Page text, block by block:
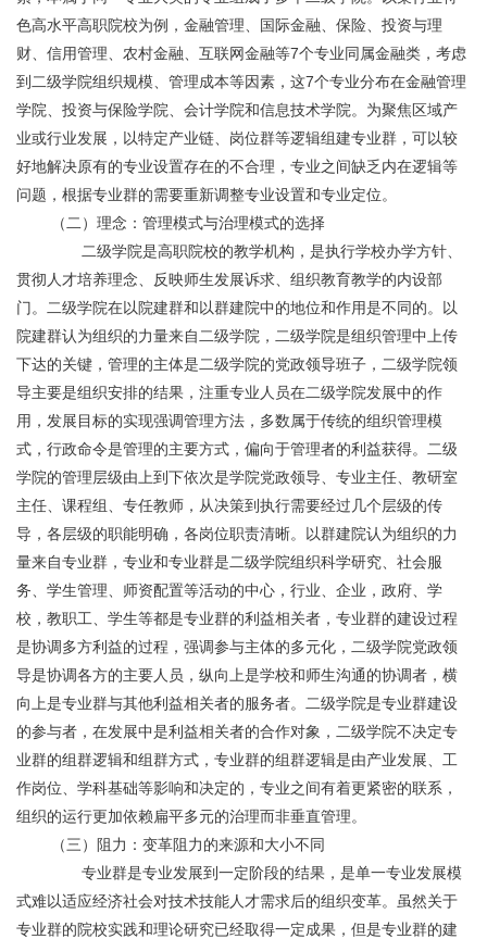
色高水平高职院校为例，金融管理、国际金融、保险、投资与理
财、信用管理、农村金融、互联网金融等7个专业同属金融类，考虑
到二级学院组织规模、管理成本等因素，这7个专业分布在金融管理
学院、投资与保险学院、会计学院和信息技术学院。为聚焦区域产
业或行业发展，以特定产业链、岗位群等逻辑组建专业群，可以较
好地解决原有的专业设置存在的不合理，专业之间缺乏内在逻辑等
问题，根据专业群的需要重新调整专业设置和专业定位。
	（二）理念：管理模式与治理模式的选择
贯彻人才培养理念、反映师生发展诉求、组织教育教学的内设部
门。二级学院在以院建群和以群建院中的地位和作用是不同的。以
院建群认为组织的力量来自二级学院，二级学院是组织管理中上传
下达的关键，管理的主体是二级学院的党政领导班子，二级学院领
导主要是组织安排的结果，注重专业人员在二级学院发展中的作
用，发展目标的实现强调管理方法，多数属于传统的组织管理模
式，行政命令是管理的主要方式，偏向于管理者的利益获得。二级
学院的管理层级由上到下依次是学院党政领导、专业主任、教研室
主任、课程组、专任教师，从决策到执行需要经过几个层级的传
导，各层级的职能明确，各岗位职责清晰。以群建院认为组织的力
量来自专业群，专业和专业群是二级学院组织科学研究、社会服
务、学生管理、师资配置等活动的中心，行业、企业，政府、学
校，教职工、学生等都是专业群的利益相关者，专业群的建设过程
是协调多方利益的过程，强调参与主体的多元化，二级学院党政领
导是协调各方的主要人员，纵向上是学校和师生沟通的协调者，横
向上是专业群与其他利益相关者的服务者。二级学院是专业群建设
的参与者，在发展中是利益相关者的合作对象，二级学院不决定专
业群的组群逻辑和组群方式，专业群的组群逻辑是由产业发展、工
作岗位、学科基础等影响和决定的，专业之间有着更紧密的联系，
组织的运行更加依赖扁平多元的治理而非垂直管理。
	（三）阻力：变革阻力的来源和大小不同
式难以适应经济社会对技术技能人才需求后的组织变革。虽然关于
专业群的院校实践和理论研究已经取得一定成果，但是专业群的建